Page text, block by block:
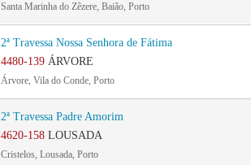
Santa Marinha do Zêzere, Baião, Porto
2ª Travessa Nossa Senhora de Fátima
4480-139 ÁRVORE
Árvore, Vila do Conde, Porto
2ª Travessa Padre Amorim
4620-158 LOUSADA
Cristelos, Lousada, Porto